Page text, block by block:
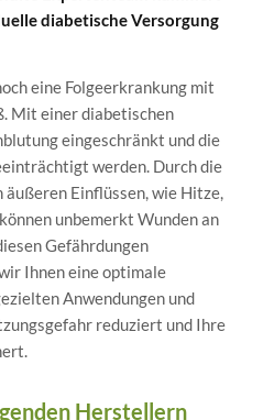
diabetische Versorgung
eine Folgeerkrankung mit
Mit einer diabetischen
eingeschränkt und die
werden. Durch die
Einflüssen, wie Hitze,
unbemerkt Wunden an
Gefährdungen
Ihnen eine optimale
Anwendungen und
reduziert und Ihre
Herstellern